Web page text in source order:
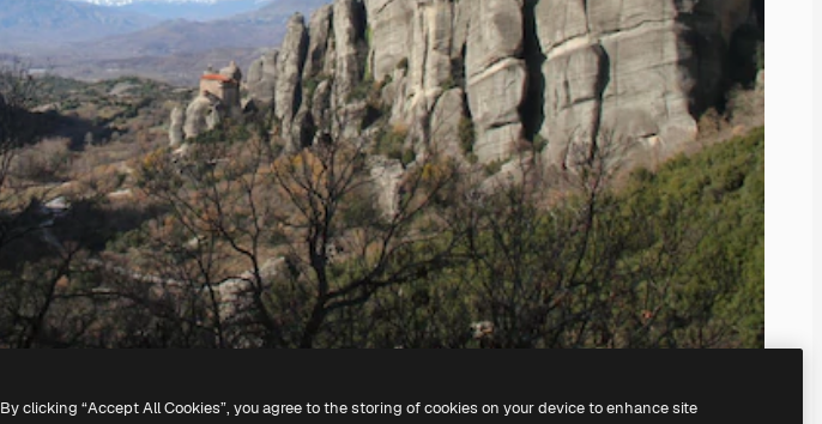
By clicking “Accept All Cookies”, you agree to the storing of cookies on your device to enhance site